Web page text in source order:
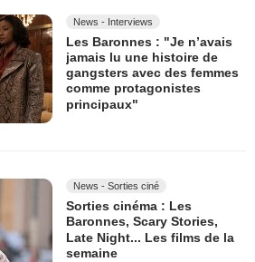
News - Interviews
Les Baronnes : "Je n’avais
jamais lu une histoire de
gangsters avec des femmes
comme protagonistes
principaux"
News - Sorties ciné
Sorties cinéma : Les
Baronnes, Scary Stories,
Late Night... Les films de la
semaine